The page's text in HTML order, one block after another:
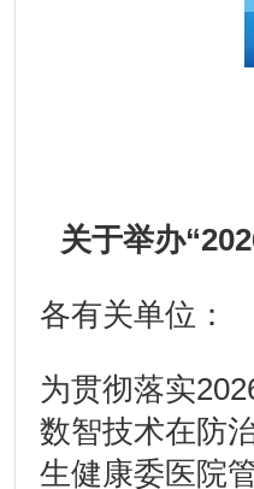
关于举办
各有关单位：
为贯彻落实
数智技术在防
生健康委医院